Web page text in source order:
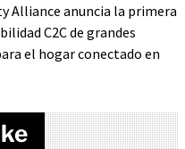
Alliance anuncia la primera
C2C de grandes
el hogar conectado en